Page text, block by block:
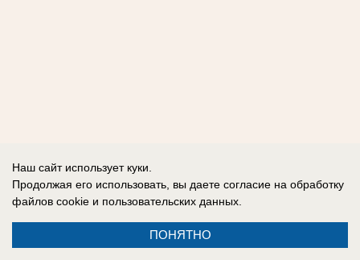
Наш сайт использует куки.
Продолжая его использовать, вы даете согласие на обработку
файлов cookie и пользовательских данных.
ПОНЯТНО